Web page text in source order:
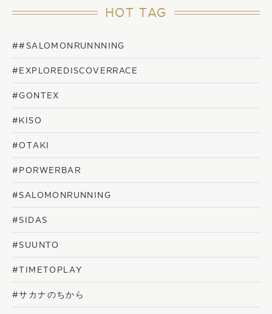
HOT TAG
##SALOMONRUNNNING
#EXPLOREDISCOVERRACE
#GONTEX
#KISO
#OTAKI
#PORWERBAR
#SALOMONRUNNING
#SIDAS
#SUUNTO
#TIMETOPLAY
#サカナのちから